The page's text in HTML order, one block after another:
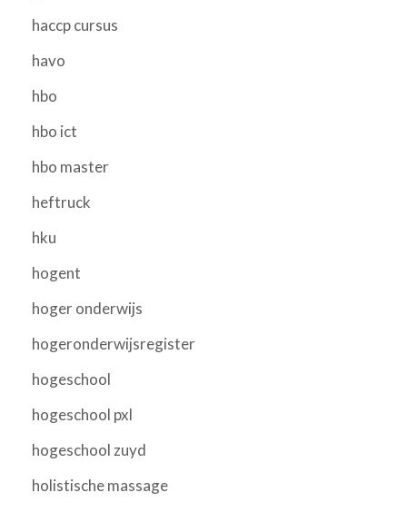
haccp cursus
havo
hbo
hbo ict
hbo master
heftruck
hku
hogent
hoger onderwijs
hogeronderwijsregister
hogeschool
hogeschool pxl
hogeschool zuyd
holistische massage